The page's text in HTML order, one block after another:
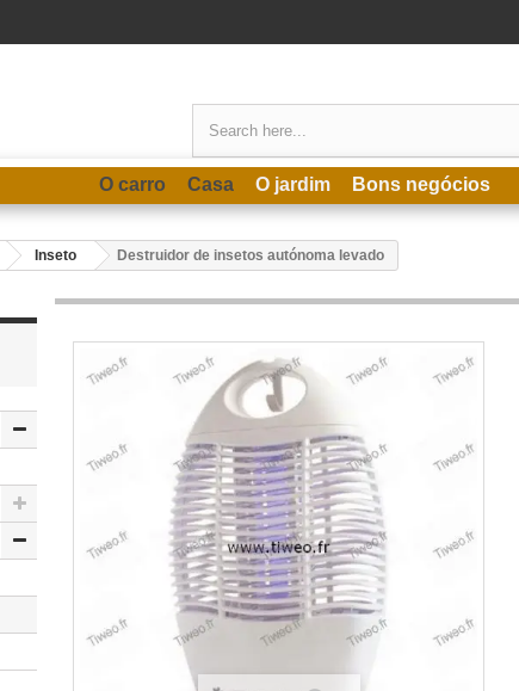
O carro Casa O jardim Bons negócios
Inseto Destruidor de insetos autónoma levado